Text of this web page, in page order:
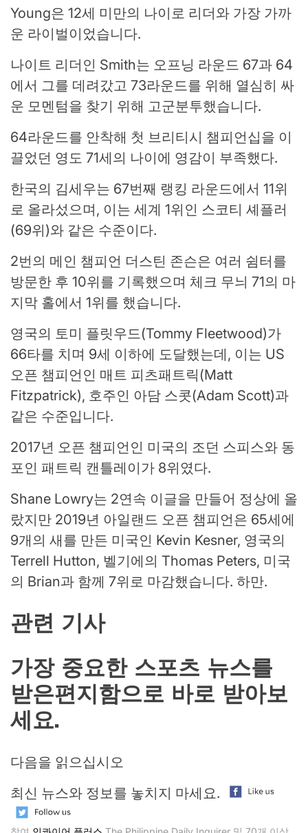
Young은 12세 미만의 나이로 리더와 가장 가까
운 라이벌이었습니다.
나이트 리더인 Smith는 오프닝 라운드 67과 64
에서 그를 데려갔고 73라운드를 위해 열심히 싸
운 모멘텀을 찾기 위해 고군분투했습니다.
64라운드를 안착해 첫 브리티시 챔피언십을 이
끌었던 영도 71세의 나이에 영감이 부족했다.
한국의 김세우는 67번째 랭킹 라운드에서 11위
로 올라섰으며, 이는 세계 1위인 스코티 셰플러
(69위)와 같은 수준이다.
2번의 메인 챔피언 더스틴 존슨은 여러 쉼터를
방문한 후 10위를 기록했으며 체크 무늬 71의 마
지막 홀에서 1위를 했습니다.
영국의 토미 플릿우드(Tommy Fleetwood)가
66타를 치며 9세 이하에 도달했는데, 이는 US
오픈 챔피언인 매트 피츠패트릭(Matt
Fitzpatrick), 호주인 아담 스콧(Adam Scott)과
같은 수준입니다.
2017년 오픈 챔피언인 미국의 조던 스피스와 동
포인 패트릭 캔틀레이가 8위였다.
Shane Lowry는 2연속 이글을 만들어 정상에 올
랐지만 2019년 아일랜드 오픈 챔피언은 65세에
9개의 새를 만든 미국인 Kevin Kesner, 영국의
Terrell Hutton, 벨기에의 Thomas Peters, 미국
의 Brian과 함께 7위로 마감했습니다. 하만.
관련 기사
가장 중요한 스포츠 뉴스를
받은편지함으로 바로 받아보
세요.
다음을 읽으십시오
최신 뉴스와 정보를 놓치지 마세요.